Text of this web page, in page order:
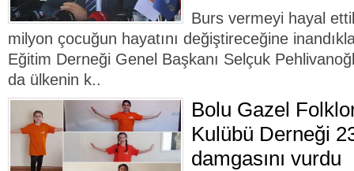
Burs vermeyi hayal
milyon çocuğun hayatını değiştireceğine
Eğitim Derneği Genel Başkanı Selçuk
da ülkenin k..
Bolu Gazel
Kulübü Derneği
damgasını vurdu